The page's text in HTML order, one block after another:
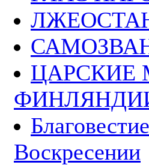
ЦАРСКИЕ
Воскресении